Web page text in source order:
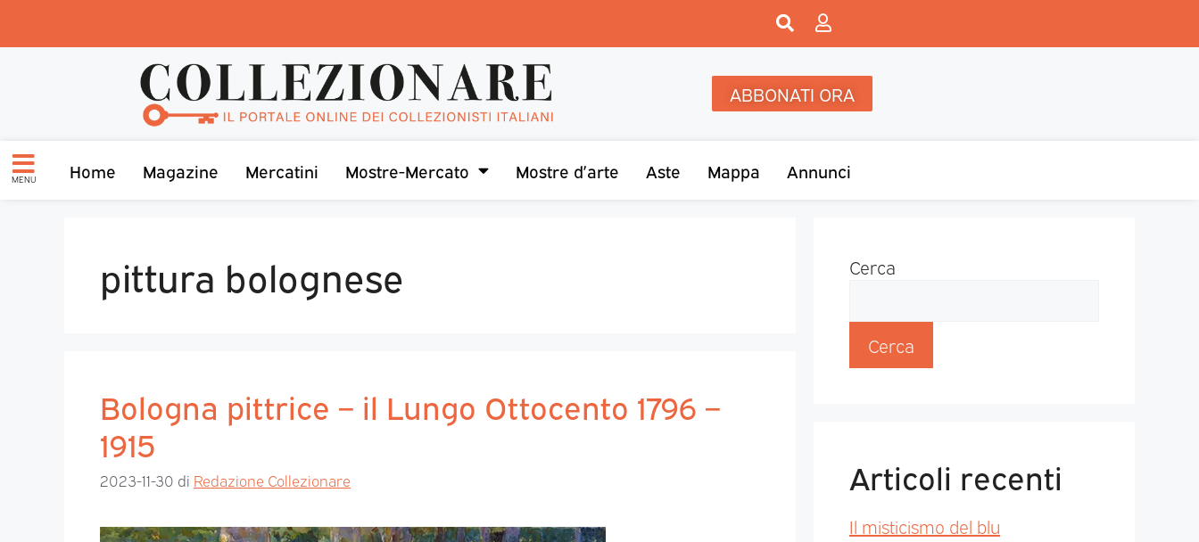
ABBONATI ORA
MENU Home Magazine Mercatini Mostre-Mercato Mostre d’arte Aste Mappa Annunci
pittura bolognese
Bologna pittrice – il Lungo Ottocento 1796 –
1915
2023-11-30 di Redazione Collezionare
Cerca
Cerca
Articoli recenti
Il misticismo del blu